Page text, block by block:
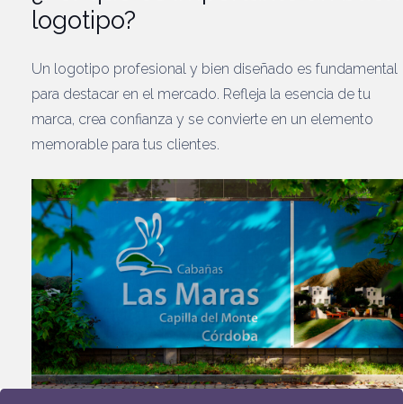
logotipo?
Un logotipo profesional y bien diseñado es fundamental
para destacar en el mercado. Refleja la esencia de tu
marca, crea confianza y se convierte en un elemento
memorable para tus clientes.